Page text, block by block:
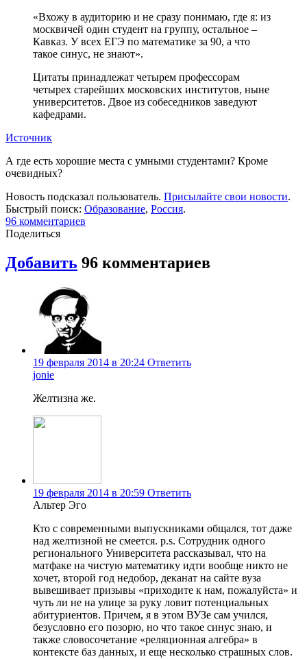
«Вхожу в аудиторию и не сразу понимаю, где я: из
москвичей один студент на группу, остальное –
Кавказ. У всех ЕГЭ по математике за 90, а что
такое синус, не знают».
Цитаты принадлежат четырем профессорам
четырех старейших московских институтов, ныне
университетов. Двое из собеседников заведуют
кафедрами.
Источник
А где есть хорошие места с умными студентами? Кроме
очевидных?
Новость подсказал пользователь. Присылайте свои новости.
Быстрый поиск: Образование, Россия.
96 комментариев
Поделиться
Добавить 96 комментариев
19 февраля 2014 в 20:24 Ответить
jonie
Желтизна же.
19 февраля 2014 в 20:59 Ответить
Альтер Эго
Кто с современными выпускниками общался, тот даже
над желтизной не смеется. p.s. Сотрудник одного
регионального Университета рассказывал, что на
матфаке на чистую математику идти вообще никто не
хочет, второй год недобор, деканат на сайте вуза
вывешивает призывы «приходите к нам, пожалуйста» и
чуть ли не на улице за руку ловит потенциальных
абитуриентов. Причем, я в этом ВУЗе сам учился,
безусловно его позорю, но что такое синус знаю, и
также словосочетание «реляционная алгебра» в
контексте баз данных, и еще несколько страшных слов.